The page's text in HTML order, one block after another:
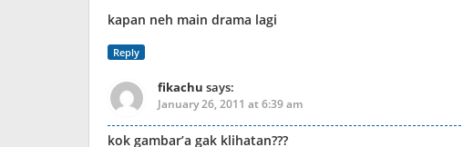
kapan neh main drama lagi
Reply
fikachu says:
January 26, 2011 at 6:39 am
kok gambar’a gak klihatan???